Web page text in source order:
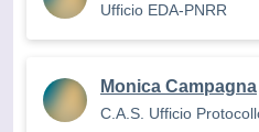
Ufficio EDA-PNRR
Monica Campagna
C.A.S. Ufficio